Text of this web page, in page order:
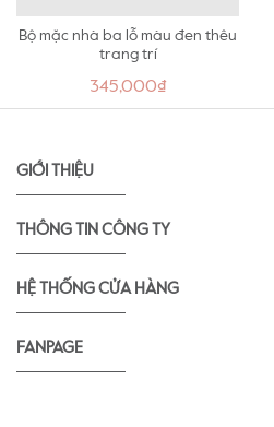
Bộ mặc nhà ba lỗ màu đen thêu
trang trí
345,000₫
GIỚI THIỆU
THÔNG TIN CÔNG TY
HỆ THỐNG CỬA HÀNG
FANPAGE